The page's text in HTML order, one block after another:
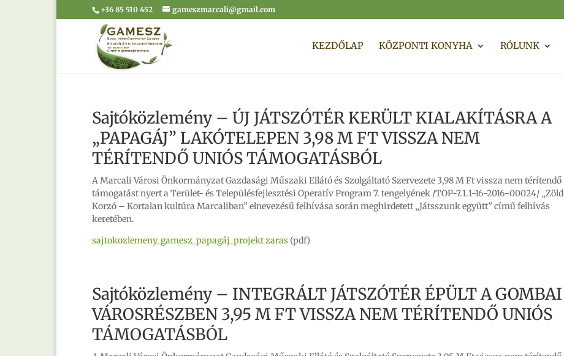
+36 85 510 452 gameszmarcali@gmail.com
KEZDŐLAP KÖZPONTI KONYHA RÓLUNK
Sajtóközlemény – ÚJ JÁTSZÓTÉR KERÜLT KIALAKÍTÁSRA A
„PAPAGÁJ” LAKÓTELEPEN 3,98 M FT VISSZA NEM
TÉRÍTENDŐ UNIÓS TÁMOGATÁSBÓL
A Marcali Városi Önkormányzat Gazdasági Műszaki Ellátó és Szolgáltató Szervezete 3,98 M Ft vissza nem térítendő
támogatást nyert a Terület- és Településfejlesztési Operatív Program 7. tengelyének /TOP-7.1.1-16-2016-00024/ „Zöld
Korzó – Kortalan kultúra Marcaliban” elnevezésű felhívása során meghirdetett „Játsszunk együtt” című felhívás
keretében.
sajtokozlemeny_gamesz_papagáj_projekt zaras (pdf)
Sajtóközlemény – INTEGRÁLT JÁTSZÓTÉR ÉPÜLT A GOMBAI
VÁROSRÉSZBEN 3,95 M FT VISSZA NEM TÉRÍTENDŐ UNIÓS
TÁMOGATÁSBÓL